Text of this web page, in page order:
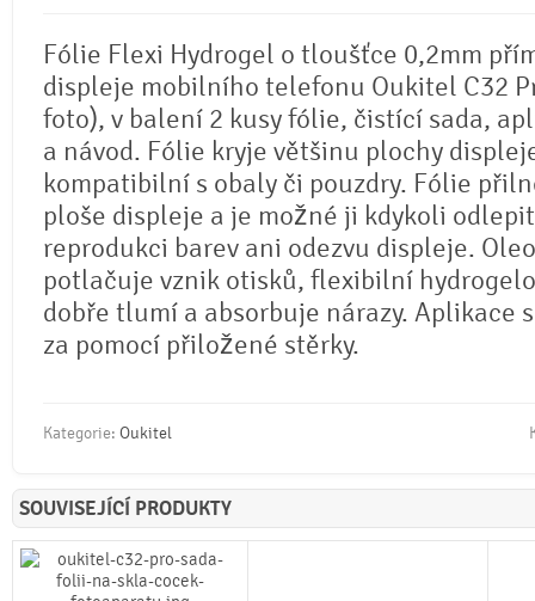
Fólie Flexi Hydrogel o tloušťce 0,2mm
displeje mobilního telefonu Oukitel C32
foto), v balení 2 kusy fólie, čistící sada,
a návod. Fólie kryje většinu plochy
kompatibilní s obaly či pouzdry. Fólie
ploše displeje a je možné ji kdykoli
reprodukci barev ani odezvu displeje.
potlačuje vznik otisků, flexibilní
dobře tlumí a absorbuje nárazy. Aplikace
za pomocí přiložené stěrky.
Kategorie: Oukitel
SOUVISEJÍCÍ PRODUKTY